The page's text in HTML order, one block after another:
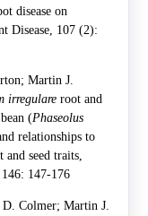
disease on
Disease, 107 (2):
Martin J.
irregulareroot and
(Phaseolus
relationships to
seed traits,
147-176
Colmer; Martin J.